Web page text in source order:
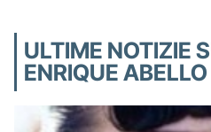
ULTIME NOTIZIE
ENRIQUE ABELLO